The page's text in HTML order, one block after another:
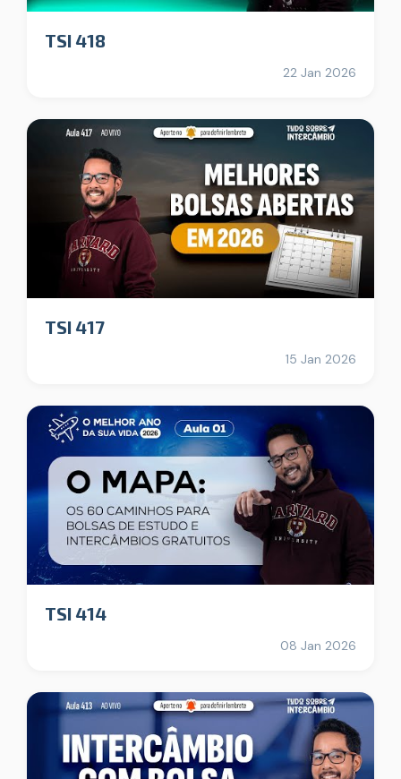
TSI 418
22 Jan 2026
TSI 417
15 Jan 2026
TSI 414
08 Jan 2026